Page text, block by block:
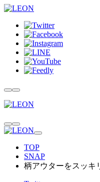
TOP
SNAP
柄アウターをスッキ